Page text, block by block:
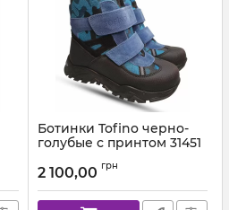
Ботинки Tofino черно-
голубые с принтом 31451
2 100,00 грн